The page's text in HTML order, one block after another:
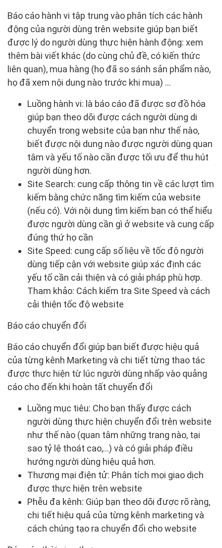
Báo cáo hành vi tập trung vào phân tích các hành
động của người dùng trên website giúp bạn biết
được lý do người dùng thực hiện hành động: xem
thêm bài viết khác (do cùng chủ đề, có kiến thức
liên quan), mua hàng (họ đã so sánh sản phẩm nào,
họ đã xem nội dung nào trước khi mua) …
Luồng hành vi: là báo cáo đã được sơ đồ hóa
giúp bạn theo dõi được cách người dùng di
chuyển trong website của bạn như thế nào,
biết được nội dung nào được người dùng quan
tâm và yếu tố nào cần được tối ưu để thu hút
người dùng hơn.
Site Search: cung cấp thông tin về các lượt tìm
kiếm bằng chức năng tìm kiếm của website
(nếu có). Với nội dung tìm kiếm bạn có thể hiểu
được người dùng cần gì ở website và cung cấp
đúng thứ họ cần
Site Speed: cung cấp số liệu về tốc độ người
dùng tiếp cận với website giúp xác định các
yếu tố cần cải thiện và có giải pháp phù hợp.
Tham khảo: Cách kiếm tra Site Speed và cách
cải thiện tốc độ website
Báo cáo chuyển đổi
Báo cáo chuyển đổi giúp bạn biết được hiệu quả
của từng kênh Marketing và chi tiết từng thao tác
được thực hiện từ lúc người dùng nhấp vào quảng
cáo cho đến khi hoàn tất chuyển đổi
Luồng mục tiêu: Cho bạn thấy được cách
người dùng thực hiện chuyển đổi trên website
như thế nào (quan tâm những trang nào, tại
sao tỷ lệ thoát cao,…) và có giải pháp điều
hướng người dùng hiệu quả hơn.
Thương mại điện tử: Phân tích mọi giao dịch
được thực hiện trên website
Phễu đa kênh: Giúp bạn theo dõi được rõ ràng,
chi tiết hiệu quả của từng kênh marketing và
cách chúng tạo ra chuyển đổi cho website